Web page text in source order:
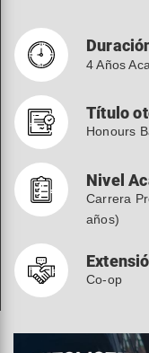
4 Años
Título
Honours
Nivel
Carrera
años)
Co-op